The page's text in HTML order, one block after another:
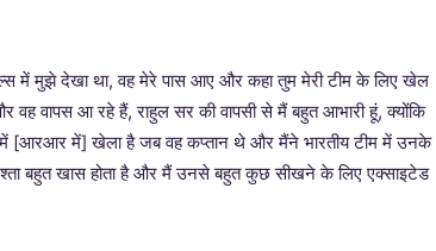
में मुझे देखा था, वह मेरे पास आए और कहा तुम मेरी टीम के लिए खेल
वापस आ रहे हैं, राहुल सर की वापसी से मैं बहुत आभारी हूं, क्योंकि
[आरआर में] खेला है जब वह कप्तान थे और मैंने भारतीय टीम में उनके
बहुत खास होता है और मैं उनसे बहुत कुछ सीखने के लिए एक्साइटेड